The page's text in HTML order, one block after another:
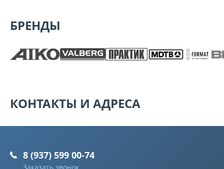
БРЕНДЫ
КОНТАКТЫ И АДРЕСА
8 (937) 599 00-74